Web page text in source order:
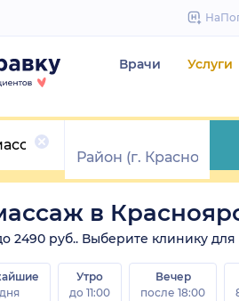
Врачи Услуги
в
2490 руб.. Выберите клинику
Утро
до 11:00
Вечер
после 18:00